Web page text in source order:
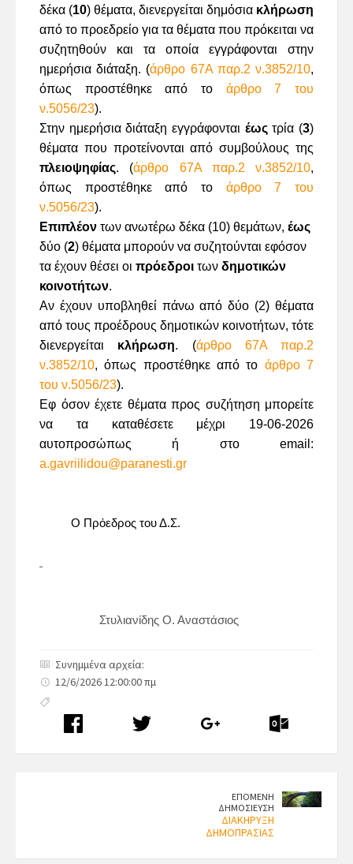
δέκα (10) θέματα, διενεργείται δημόσια κλήρωση
από το προεδρείο για τα θέματα που πρόκειται να
συζητηθούν και τα οποία εγγράφονται στην
ημερήσια διάταξη. (άρθρο 67Α παρ.2 ν.3852/10,
όπως προστέθηκε από το άρθρο 7 του
ν.5056/23).
Στην ημερήσια διάταξη εγγράφονται έωςτρία (3)
θέματα που προτείνονται από συμβούλους της
πλειοψηφίας. (άρθρο 67Α παρ.2 ν.3852/10,
όπως προστέθηκε από το άρθρο 7 του
ν.5056/23).
Επιπλέον των ανωτέρω δέκα (10) θεμάτων, έως
δύο (2) θέματα μπορούν να συζητούνται εφόσον
τα έχουν θέσει οι πρόεδροι των δημοτικών
κοινοτήτων.
Αν έχουν υποβληθεί πάνω από δύο (2) θέματα
από τους προέδρους δημοτικών κοινοτήτων, τότε
διενεργείται κλήρωση. (άρθρο 67Α παρ.2
ν.3852/10, όπως προστέθηκε από το άρθρο 7
του ν.5056/23).
Εφ όσον έχετε θέματα προς συζήτηση μπορείτε
να τα καταθέσετε μέχρι 19-06-2026
αυτοπροσώπως ή στο email:
a.gavriilidou@paranesti.gr
Ο Πρόεδρος του Δ.Σ.
Στυλιανίδης Ο. Αναστάσιος
Συνημμένα αρχεία:
12/6/2026 12:00:00 πμ
ΕΠΟΜΕΝΗ
ΔΗΜΟΣΙΕΥΣΗ
ΔΙΑΚΗΡΥΞΗ
ΔΗΜΟΠΡΑΣΙΑΣ